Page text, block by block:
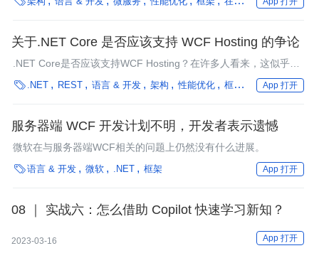
服务框架是基于开源 ServiceStack 来实现。
关于.NET Core 是否应该支持 WCF Hosting 的争论
.NET Core是否应该支持WCF Hosting？在许多人看来，这似乎是
一个奇怪的问题；答案很明显……是？否？好吧，实际上，这个问
题的正反双方都在为自己的立场激烈辩护。本文将分析这场争论，
 .NET REST 语言 & 开发 架构 性能优化 框架 微服务 银行
App 打开
服务器端 WCF 开发计划不明，开发者表示遗憾
微软在与服务器端WCF相关的问题上仍然没有什么进展。
语言 & 开发 微软 .NET 框架 App 打开
08 ｜ 实战六：怎么借助 Copilot 快速学习新知？
2023-03-16 App 打开